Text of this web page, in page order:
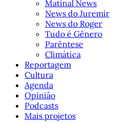
Matinal News
News do Juremir
News do Roger
Tudo é Gênero
Parêntese
Climática
Reportagem
Cultura
Agenda
Opinião
Podcasts
Mais projetos